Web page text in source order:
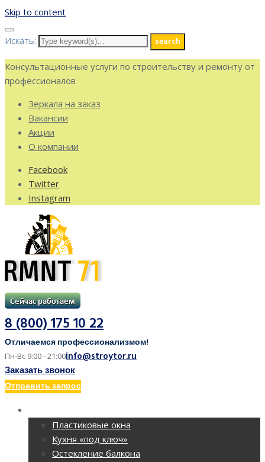
Skip to content
Искать: search
Консультационные услуги по строительству и ремонту от
профессионалов
Зеркала на заказ
Вакансии
Акции
О компании
Facebook
Twitter
Instagram
8 (800) 175 10 22
Отличаемся профессионализмом!
Пн-Вс 9:00 - 21:00info@stroytor.ru
Заказать звонок
Отправить запрос
Пластиковые окна
Кухня «под ключ»
Остекление балкона